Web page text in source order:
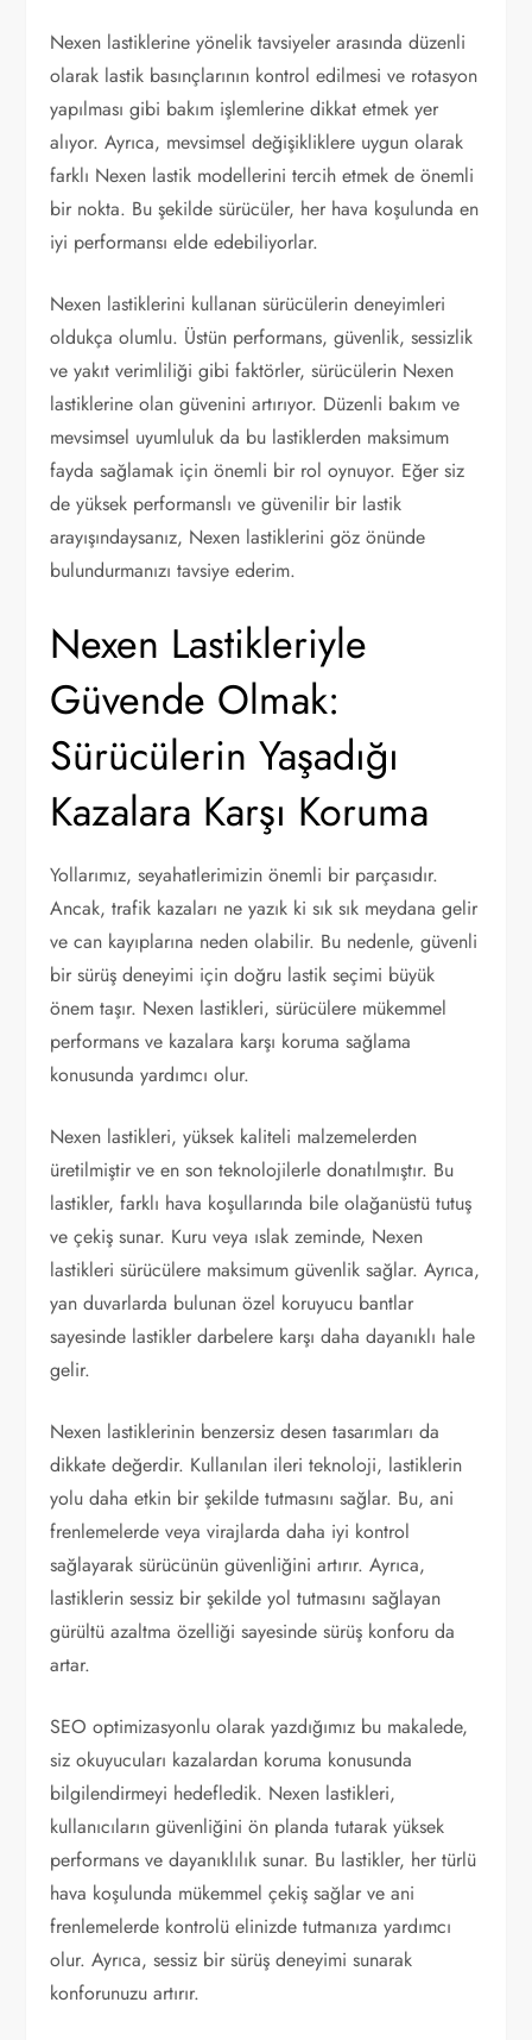
Nexen lastiklerine yönelik tavsiyeler arasında düzenli
olarak lastik basınçlarının kontrol edilmesi ve rotasyon
yapılması gibi bakım işlemlerine dikkat etmek yer
alıyor. Ayrıca, mevsimsel değişikliklere uygun olarak
farklı Nexen lastik modellerini tercih etmek de önemli
bir nokta. Bu şekilde sürücüler, her hava koşulunda en
iyi performansı elde edebiliyorlar.
Nexen lastiklerini kullanan sürücülerin deneyimleri
oldukça olumlu. Üstün performans, güvenlik, sessizlik
ve yakıt verimliliği gibi faktörler, sürücülerin Nexen
lastiklerine olan güvenini artırıyor. Düzenli bakım ve
mevsimsel uyumluluk da bu lastiklerden maksimum
fayda sağlamak için önemli bir rol oynuyor. Eğer siz
de yüksek performanslı ve güvenilir bir lastik
arayışındaysanız, Nexen lastiklerini göz önünde
bulundurmanızı tavsiye ederim.
Nexen Lastikleriyle
Güvende Olmak:
Sürücülerin Yaşadığı
Kazalara Karşı Koruma
Yollarımız, seyahatlerimizin önemli bir parçasıdır.
Ancak, trafik kazaları ne yazık ki sık sık meydana gelir
ve can kayıplarına neden olabilir. Bu nedenle, güvenli
bir sürüş deneyimi için doğru lastik seçimi büyük
önem taşır. Nexen lastikleri, sürücülere mükemmel
performans ve kazalara karşı koruma sağlama
konusunda yardımcı olur.
Nexen lastikleri, yüksek kaliteli malzemelerden
üretilmiştir ve en son teknolojilerle donatılmıştır. Bu
lastikler, farklı hava koşullarında bile olağanüstü tutuş
ve çekiş sunar. Kuru veya ıslak zeminde, Nexen
lastikleri sürücülere maksimum güvenlik sağlar. Ayrıca,
yan duvarlarda bulunan özel koruyucu bantlar
sayesinde lastikler darbelere karşı daha dayanıklı hale
gelir.
Nexen lastiklerinin benzersiz desen tasarımları da
dikkate değerdir. Kullanılan ileri teknoloji, lastiklerin
yolu daha etkin bir şekilde tutmasını sağlar. Bu, ani
frenlemelerde veya virajlarda daha iyi kontrol
sağlayarak sürücünün güvenliğini artırır. Ayrıca,
lastiklerin sessiz bir şekilde yol tutmasını sağlayan
gürültü azaltma özelliği sayesinde sürüş konforu da
artar.
SEO optimizasyonlu olarak yazdığımız bu makalede,
siz okuyucuları kazalardan koruma konusunda
bilgilendirmeyi hedefledik. Nexen lastikleri,
kullanıcıların güvenliğini ön planda tutarak yüksek
performans ve dayanıklılık sunar. Bu lastikler, her türlü
hava koşulunda mükemmel çekiş sağlar ve ani
frenlemelerde kontrolü elinizde tutmanıza yardımcı
olur. Ayrıca, sessiz bir sürüş deneyimi sunarak
konforunuzu artırır.